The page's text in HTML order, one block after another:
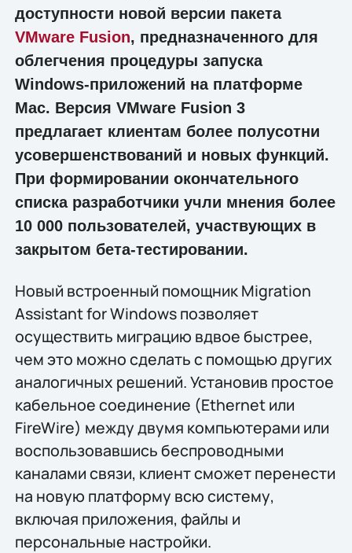
доступности новой версии пакета
VMware Fusion, предназначенного для
облегчения процедуры запуска
Windows-приложений на платформе
Mac. Версия VMware Fusion 3
предлагает клиентам более полусотни
усовершенствований и новых функций.
При формировании окончательного
списка разработчики учли мнения более
10 000 пользователей, участвующих в
закрытом бета-тестировании.
Новый встроенный помощник Migration
Assistant for Windows позволяет
осуществить миграцию вдвое быстрее,
чем это можно сделать с помощью других
аналогичных решений. Установив простое
кабельное соединение (Ethernet или
FireWire) между двумя компьютерами или
воспользовавшись беспроводными
каналами связи, клиент сможет перенести
на новую платформу всю систему,
включая приложения, файлы и
персональные настройки.